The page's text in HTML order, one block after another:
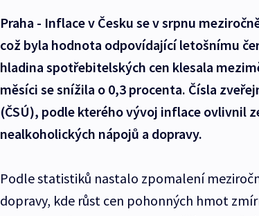
Praha - Inflace v Česku se v srpnu
což byla hodnota odpovídající letošnímu
hladina spotřebitelských cen klesala
měsíci se snížila o 0,3 procenta. Čísla
(ČSÚ), podle kterého vývoj inflace ovlivnil
nealkoholických nápojů a dopravy.
Podle statistiků nastalo zpomalení
dopravy, kde růst cen pohonných hmot